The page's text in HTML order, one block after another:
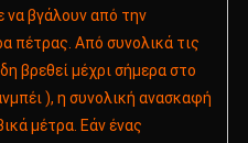
να βγάλουν από την
πέτρας. Από συνολικά τις
βρεθεί μέχρι σήμερα στο
), η συνολική ανασκαφή
μέτρα. Εάν ένας